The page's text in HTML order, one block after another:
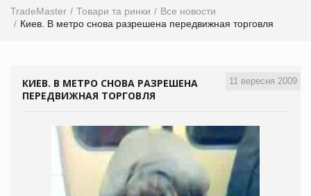
TradeMaster Товари та ринки
Все новости
Киев. В метро снова разрешена передвижная торговля
11 вересня 2009
КИЕВ. В МЕТРО СНОВА РАЗРЕШЕНА
ПЕРЕДВИЖНАЯ ТОРГОВЛЯ